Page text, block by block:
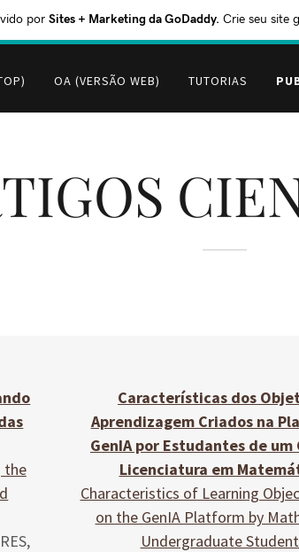
por Sites + Marketing da GoDaddy. Crie seu site
OA (VERSÃO WEB) TUTORIAS
the
Características dos
Aprendizagem Criados na
GenIA por Estudantes de um
Licenciatura em
Characteristics of Learning
on the GenIA Platform by
Undergraduate